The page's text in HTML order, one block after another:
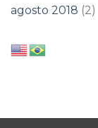
agosto 2018 (2)